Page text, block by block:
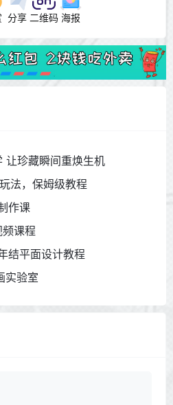
分享 二维码 海报
让珍藏瞬间重焕生机
法，保姆级教程
作课
课程
结平面设计教程
实验室